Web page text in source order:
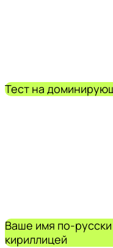
Тест на
Ваше имя по-русски
кириллицей